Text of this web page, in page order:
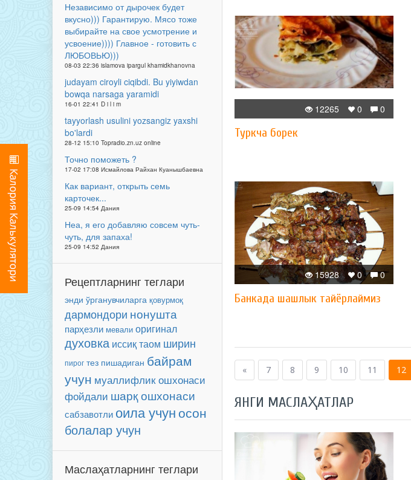
Независимо от дырочек будет
вкусно))) Гарантирую. Мясо тоже
выбирайте на свое усмотрение и
усвоение)))) Главное - готовить с
ЛЮБОВЬЮ)))
08-03 22:36 islamova ipargul khamidkhanovna
judayam ciroyli ciqibdi. Bu yiyiwdan
bowqa narsaga yaramidi
16-01 22:41 D i l i m
tayyorlash usulini yozsangiz yaxshi
bo'lardi
28-12 15:10 Topradio.zn.uz online
Точно поможеть ?
17-02 17:08 Исмайлова Райхан Куанышбаевна
Как вариант, открыть семь
карточек...
25-09 14:54 Дания
Неа, я его добавляю совсем чуть-
чуть, для запаха!
25-09 14:52 Дания
Рецептларнинг теглари
энди ўрганувчиларга қовурмоқ
дармондори нонушта
парҳезли мевали оригинал
духовка иссиқ таом ширин
пирог тез пишадиган байрам
учун муаллифлик ошхонаси
фойдали шарқ ошхонаси
сабзавотли оила учун осон
болалар учун
Маслаҳатларнинг теглари
0
0
12265
Туркча борек
0
0
15928
Банкада шашлык тайёрлаймиз
« 7 8 9 10 11 12
ЯНГИ МАСЛАҲАТЛАР